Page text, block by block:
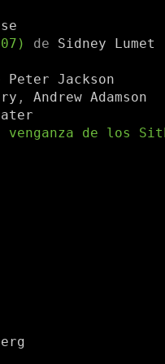
de Sidney Lumet
Peter Jackson
, Andrew Adamson
de los